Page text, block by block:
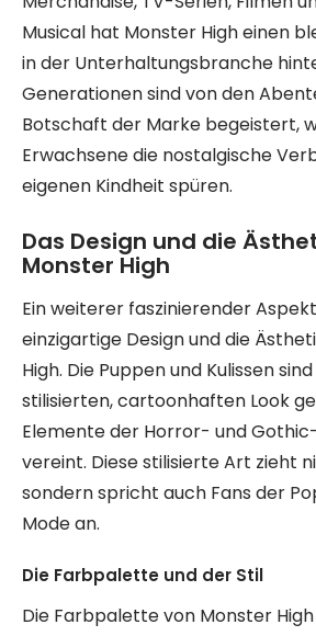
Musical hat Monster High einen
in der Unterhaltungsbranche
Generationen sind von den
Botschaft der Marke begeistert,
Erwachsene die nostalgische
eigenen Kindheit spüren.
Das Design und die
Monster High
Ein weiterer faszinierender
einzigartige Design und die
High. Die Puppen und Kulissen
stilisierten, cartoonhaften Look
Elemente der Horror- und
vereint. Diese stilisierte Art zieht
sondern spricht auch Fans der
Mode an.
Die Farbpalette und der Stil
Die Farbpalette von Monster